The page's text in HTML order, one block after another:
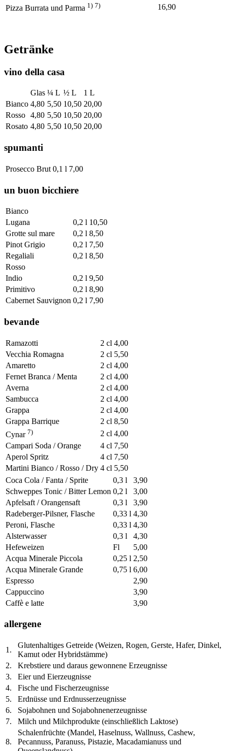
Pizza Burrata und Parma 1) 7) 16,90
Getränke
vino della casa
Glas ¼ L ½ L
1 L
Bianco 4,80 5,50 10,50 20,00
Rosso 4,80 5,50 10,50 20,00
Rosato 4,80 5,50 10,50 20,00
spumanti
Prosecco Brut 0,1 l 7,00
un buon bicchiere
Bianco
Lugana
0,2 l 10,50
Grotte sul mare
0,2 l 8,50
Pinot Grigio
0,2 l 7,50
Regaliali
0,2 l 8,50
Rosso
Indio
0,2 l 9,50
Primitivo
0,2 l 8,90
Cabernet Sauvignon 0,2 l 7,90
bevande
Ramazotti 2 cl 4,00
Vecchia Romagna
2 cl 5,50
Amaretto
2 cl 4,00
Fernet Branca / Menta
2 cl 4,00
Averna
2 cl 4,00
Sambucca
2 cl 4,00
Grappa
2 cl 4,00
Grappa Barrique
2 cl 8,50
Cynar 7) 2 cl 4,00
Campari Soda / Orange
4 cl 7,50
Aperol Spritz
4 cl 7,50
Martini Bianco / Rosso / Dry 4 cl 5,50
Coca Cola / Fanta / Sprite
0,3 l
3,90
Schweppes Tonic / Bitter Lemon 0,2 l
3,00
Apfelsaft / Orangensaft
0,3 l
3,90
Radeberger-Pilsner, Flasche
0,33 l 4,30
Peroni, Flasche
0,33 l 4,30
Alsterwasser
0,3 l
4,30
Hefeweizen
Fl
5,00
Acqua Minerale Piccola
0,25 l 2,50
Acqua Minerale Grande
0,75 l 6,00
Espresso
2,90
Cappuccino
3,90
Caffè e latte
3,90
allergene
1.
Glutenhaltiges Getreide (Weizen, Rogen, Gerste, Hafer, Dinkel,
Kamut oder Hybridstämme)
2.
Krebstiere und daraus gewonnene Erzeugnisse
3.
Eier und Eierzeugnisse
4.
Fische und Fischerzeugnisse
5.
Erdnüsse und Erdnusserzeugnisse
6.
Sojabohnen und Sojabohnenerzeugnisse
7.
Milch und Milchprodukte (einschließlich Laktose)
8.
Schalenfrüchte (Mandel, Haselnuss, Wallnuss, Cashew,
Pecannuss, Paranuss, Pistazie, Macadamianuss und